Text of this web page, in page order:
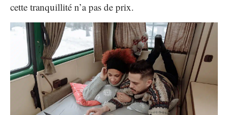
cette tranquillité n’a pas de prix.